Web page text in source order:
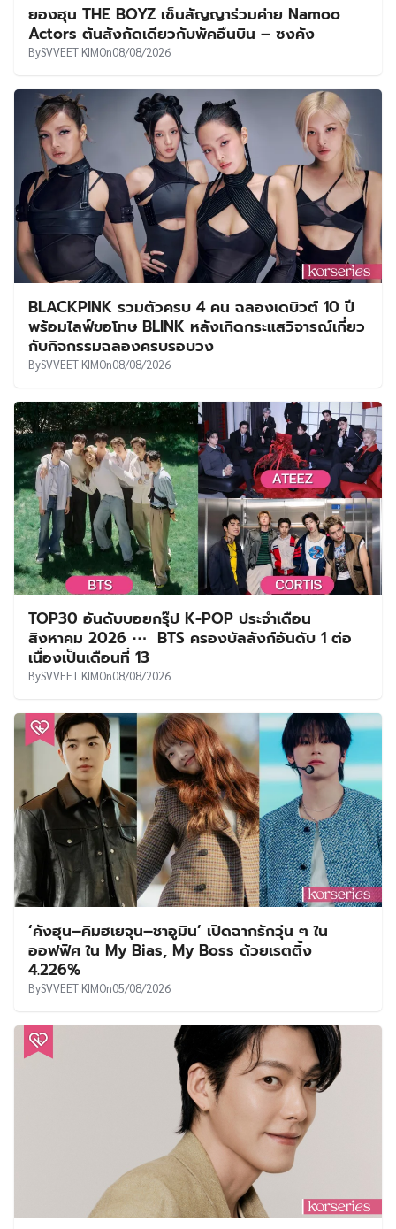
ยองฮุน THE BOYZ เซ็นสัญญาร่วมค่าย Namoo
Actors ต้นสังกัดเดียวกับพัคอึนบิน – ซงคัง
BySVVEET KIMOn08/08/2026
BLACKPINK รวมตัวครบ 4 คน ฉลองเดบิวต์ 10 ปี
พร้อมไลฟ์ขอโทษ BLINK หลังเกิดกระแสวิจารณ์เกี่ยว
กับกิจกรรมฉลองครบรอบวง
BySVVEET KIMOn08/08/2026
TOP30 อันดับบอยกรุ๊ป K-POP ประจำเดือน
สิงหาคม 2026 ⋯ BTS ครองบัลลังก์อันดับ 1 ต่อ
เนื่องเป็นเดือนที่ 13
BySVVEET KIMOn08/08/2026
‘คังฮุน–คิมฮเยจุน–ชาอูมิน’ เปิดฉากรักวุ่น ๆ ใน
ออฟฟิศ ใน My Bias, My Boss ด้วยเรตติ้ง
4.226%
BySVVEET KIMOn05/08/2026